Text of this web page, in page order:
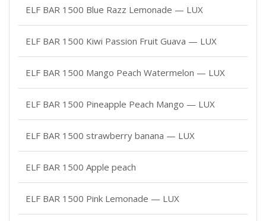
ELF BAR 1500 Blue Razz Lemonade — LUX
ELF BAR 1500 Kiwi Passion Fruit Guava — LUX
ELF BAR 1500 Mango Peach Watermelon — LUX
ELF BAR 1500 Pineapple Peach Mango — LUX
ELF BAR 1500 strawberry banana — LUX
ELF BAR 1500 Apple peach
ELF BAR 1500 Pink Lemonade — LUX